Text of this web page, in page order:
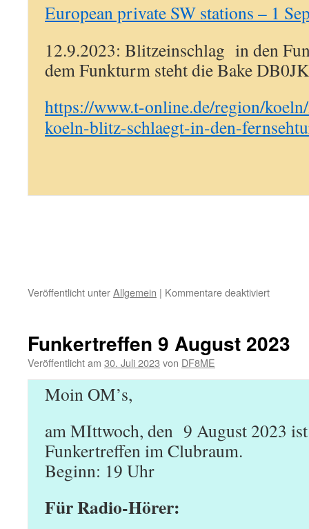
European private SW stations – 1
12.9.2023: Blitzeinschlag in den
dem Funkturm steht die Bake
https://www.t-online.de/region/
koeln-blitz-schlaegt-in-den-
Veröffentlicht unterAllgemein | Kommentare deaktiviertfür
in
Funkertreffen 9 August 2023
Veröffentlicht am 30. Juli 2023 von DF8ME
Moin OM’s,
am MIttwoch, den 9 August 2023
Funkertreffen im Clubraum.
Beginn: 19 Uhr
Für Radio-Hörer: